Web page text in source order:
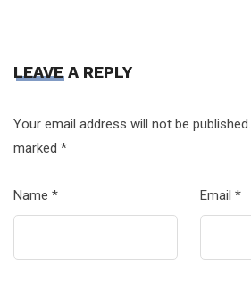
LEAVE A REPLY
Your email address will not be published.
marked *
Name * Email *